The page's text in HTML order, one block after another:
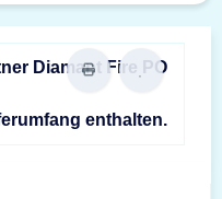
Diamant Fire PO
enthalten.